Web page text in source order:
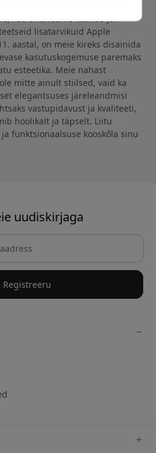
kus ühendame käsitöö ja
lisatarvikuid Apple
aastal, on meie kireks disainida
kasutuskogemuse paremaks
esteetika. Meie nahast
mitte ainult stiilsed, vaid ka
elegantsuses järeleandmisi
vastupidavust ja kvaliteeti,
hoolikalt ja täpselt. Liitu
funktsionaalsuse kooskõla sinu
uudiskirjaga
Registreeru